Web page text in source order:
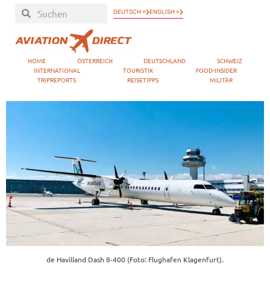
DEUTSCH » ENGLISH »
HOME ÖSTERREICH DEUTSCHLAND
SCHWEIZ
INTERNATIONAL
TOURISTIK
FOOD-INSIDER
TRIPREPORTS
REISETIPPS MILITÄR
de Havilland Dash 8-400 (Foto: Flughafen Klagenfurt).